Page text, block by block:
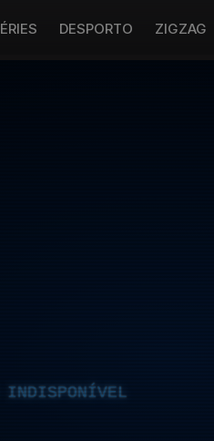
DESPORTO ZIGZAG
INDISPONÍVEL